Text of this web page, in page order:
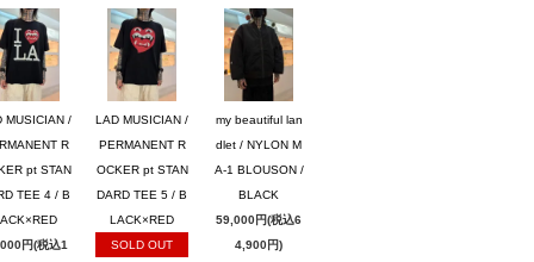
MUSICIAN /
R
pt STAN
TEE 4 / B
円(税込1
LAD MUSICIAN /
PERMANENT R
OCKER pt STAN
DARD TEE 5 / B
LACK×RED
SOLD OUT
my beautiful lan
dlet / NYLON M
A-1 BLOUSON /
BLACK
59,000円(税込6
4,900円)